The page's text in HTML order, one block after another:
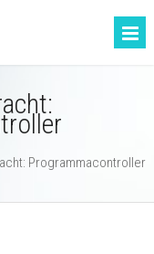
Programmacontroller